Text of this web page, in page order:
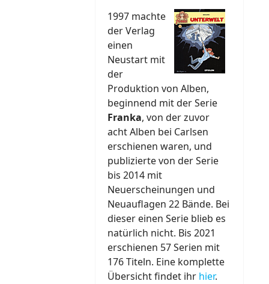
1997 machte
der Verlag
einen
Neustart mit
der
Produktion von Alben,
beginnend mit der Serie
Franka, von der zuvor
acht Alben bei Carlsen
erschienen waren, und
publizierte von der Serie
bis 2014 mit
Neuerscheinungen und
Neuauflagen 22 Bände. Bei
dieser einen Serie blieb es
natürlich nicht. Bis 2021
erschienen 57 Serien mit
176 Titeln. Eine komplette
Übersicht findet ihr hier.